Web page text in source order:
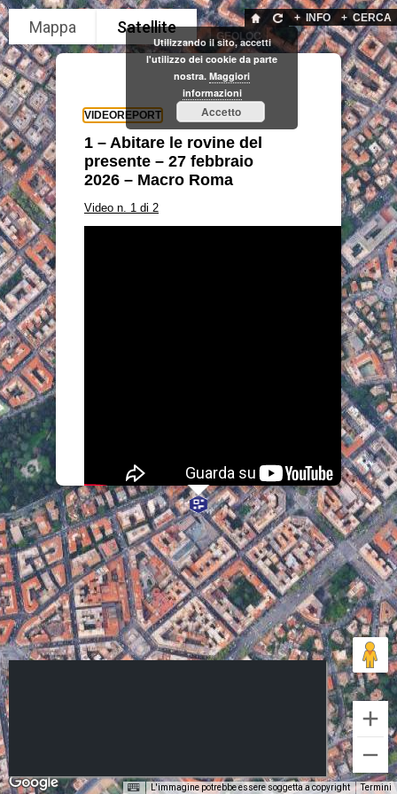
+CERCA
+INFO
GEOLOC
Utilizzando il sito, accetti
l'utilizzo dei cookie da parte
nostra. Maggiori
informazioni
Accetto